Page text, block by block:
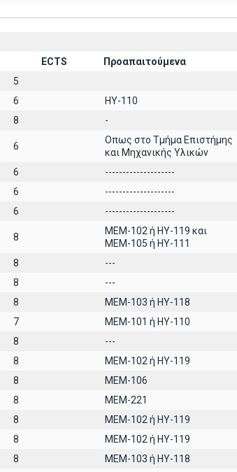
ECTS Προαπαιτούμενα
5
6
HY-110
8 -
6
Οπως στο Τμήμα Επιστήμης
και Μηχανικής Υλικών
6
--------------------
6
--------------------
6 --------------------
8
MEM-102 ή ΗΥ-119 και
ΜΕΜ-105 ή ΗΥ-111
8
---
8
---
8
ΜΕΜ-103 ή ΗΥ-118
7
ΜΕΜ-101 ή ΗΥ-110
8
---
8
ΜΕΜ-102 ή ΗΥ-119
8
MEM-106
8
MEM-221
8
MEM-102 ή ΗΥ-119
8
MEM-102 ή ΗΥ-119
8
ΜΕΜ-103 ή ΗΥ-118